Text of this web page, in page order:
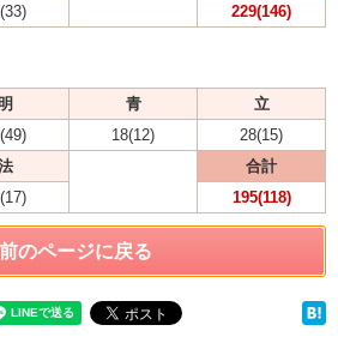
229(146)
明 青
立
18(12)
28(15)
合計
195(118)
のページに戻る